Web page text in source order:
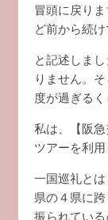
冒頭に戻り
ど前から続け
と記述しま
りません。
度が過ぎるく
私は、【阪
ツアーを利用
一国巡礼と
県の４県に
振られてい